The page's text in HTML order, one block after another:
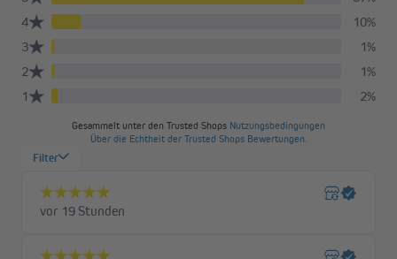
Achtung bei Motoreinbau in Stahlwelle SW40!